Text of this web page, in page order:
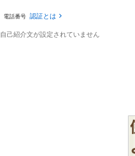
電話番号 認証とは
自己紹介文が設定されていません